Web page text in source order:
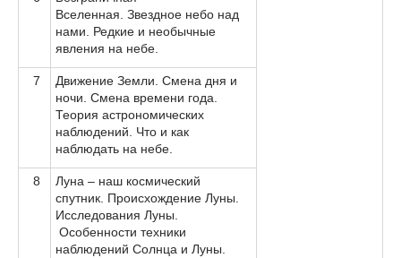
Вселенная. Звездное небо над
нами. Редкие и необычные
явления на небе.
7
Движение Земли. Смена дня и
ночи. Смена времени года.
Теория астрономических
наблюдений. Что и как
наблюдать на небе.
8
Луна – наш космический
спутник. Происхождение Луны.
Исследования Луны.
Особенности техники
наблюдений Солнца и Луны.